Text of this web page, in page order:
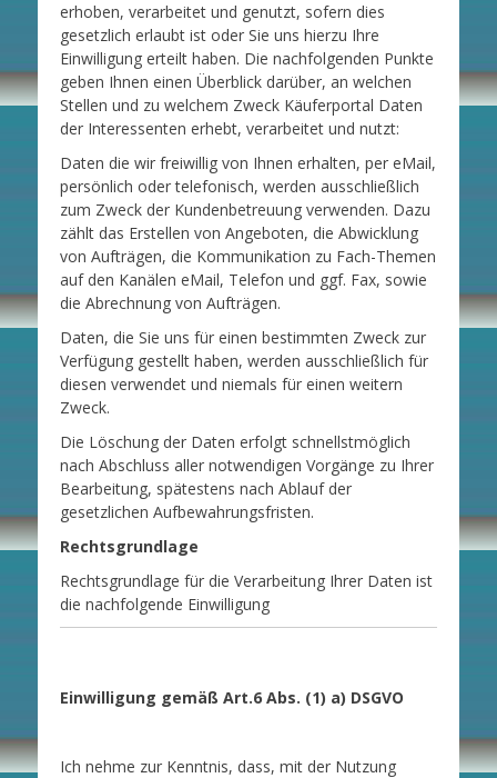
erhoben, verarbeitet und genutzt, sofern dies
gesetzlich erlaubt ist oder Sie uns hierzu Ihre
Einwilligung erteilt haben. Die nachfolgenden Punkte
geben Ihnen einen Überblick darüber, an welchen
Stellen und zu welchem Zweck Käuferportal Daten
der Interessenten erhebt, verarbeitet und nutzt:
Daten die wir freiwillig von Ihnen erhalten, per eMail,
persönlich oder telefonisch, werden ausschließlich
zum Zweck der Kundenbetreuung verwenden. Dazu
zählt das Erstellen von Angeboten, die Abwicklung
von Aufträgen, die Kommunikation zu Fach-Themen
auf den Kanälen eMail, Telefon und ggf. Fax, sowie
die Abrechnung von Aufträgen.
Daten, die Sie uns für einen bestimmten Zweck zur
Verfügung gestellt haben, werden ausschließlich für
diesen verwendet und niemals für einen weitern
Zweck.
Die Löschung der Daten erfolgt schnellstmöglich
nach Abschluss aller notwendigen Vorgänge zu Ihrer
Bearbeitung, spätestens nach Ablauf der
gesetzlichen Aufbewahrungsfristen.
Rechtsgrundlage
Rechtsgrundlage für die Verarbeitung Ihrer Daten ist
die nachfolgende Einwilligung
Einwilligung gemäß Art.6 Abs. (1) a) DSGVO
Ich nehme zur Kenntnis, dass, mit der Nutzung